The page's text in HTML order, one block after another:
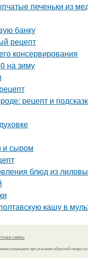
печеньки из
банку
рецепт
консервирования
на зиму
рецепт и
и сыром
блюд из
кашу в
связь
разрешено при указании обратной